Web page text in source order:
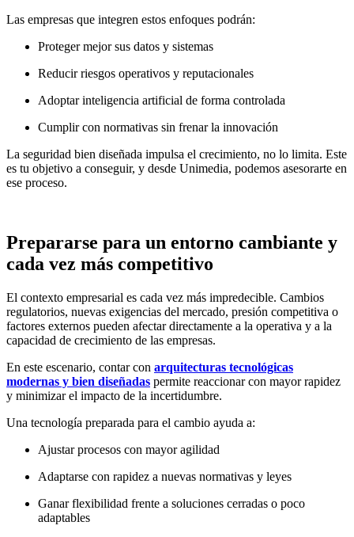
Las empresas que integren estos enfoques podrán:
Proteger mejor sus datos y sistemas
Reducir riesgos operativos y reputacionales
Adoptar inteligencia artificial de forma controlada
Cumplir con normativas sin frenar la innovación
La seguridad bien diseñada impulsa el crecimiento, no lo limita. Este
es tu objetivo a conseguir, y desde Unimedia, podemos asesorarte en
ese proceso.
Prepararse para un entorno cambiante y
cada vez más competitivo
El contexto empresarial es cada vez más impredecible. Cambios
regulatorios, nuevas exigencias del mercado, presión competitiva o
factores externos pueden afectar directamente a la operativa y a la
capacidad de crecimiento de las empresas.
En este escenario, contar con arquitecturas tecnológicas
modernas y bien diseñadas permite reaccionar con mayor rapidez
y minimizar el impacto de la incertidumbre.
Una tecnología preparada para el cambio ayuda a:
Ajustar procesos con mayor agilidad
Adaptarse con rapidez a nuevas normativas y leyes
Ganar flexibilidad frente a soluciones cerradas o poco
adaptables